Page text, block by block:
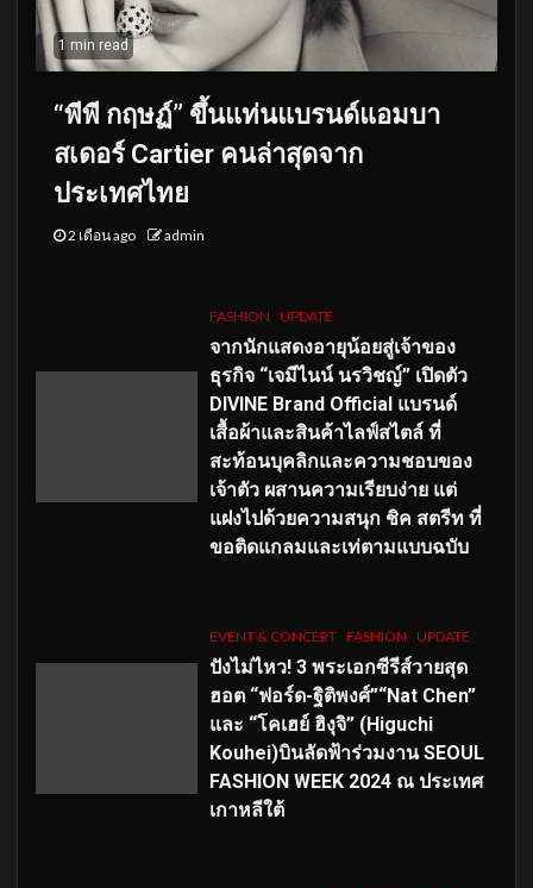
1 min read
“พีพี กฤษฏ์” ขึ้นแท่นแบรนด์แอมบา
สเดอร์ Cartier คนล่าสุดจาก
ประเทศไทย
2 เดือน ago admin
FASHION UPDATE
จากนักแสดงอายุน้อยสู่เจ้าของ
ธุรกิจ “เจมีไนน์ นรวิชญ์” เปิดตัว
DIVINE Brand Official แบรนด์
เสื้อผ้าและสินค้าไลฟ์สไตล์ ที่
สะท้อนบุคลิกและความชอบของ
เจ้าตัว ผสานความเรียบง่าย แต่
แฝงไปด้วยความสนุก ชิค สตรีท ที่
ขอติดแกลมและเท่ตามแบบฉบับ
EVENT & CONCERT FASHION UPDATE
ปังไม่ไหว! 3 พระเอกซีรีส์วายสุด
ฮอต “ฟอร์ด-ฐิติพงศ์”“Nat Chen”
และ “โคเฮย์ ฮิงุจิ” (Higuchi
Kouhei)บินลัดฟ้าร่วมงาน SEOUL
FASHION WEEK 2024 ณ ประเทศ
เกาหลีใต้